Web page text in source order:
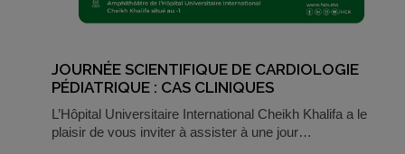
JOURNÉE SCIENTIFIQUE DE CARDIOLOGIE
PÉDIATRIQUE : CAS CLINIQUES
L’Hôpital Universitaire International Cheikh Khalifa a le
plaisir de vous inviter à assister à une jour…